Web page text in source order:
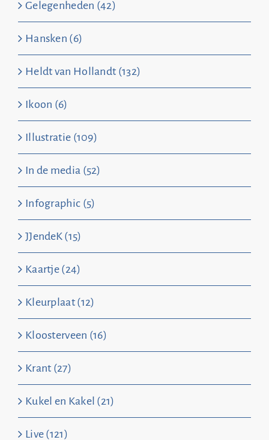
Gelegenheden (42)
Hansken (6)
Heldt van Hollandt (132)
Ikoon (6)
Illustratie (109)
In de media (52)
Infographic (5)
JJendeK (15)
Kaartje (24)
Kleurplaat (12)
Kloosterveen (16)
Krant (27)
Kukel en Kakel (21)
Live (121)